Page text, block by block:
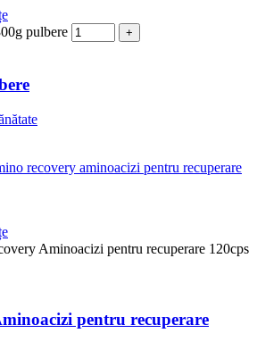
pulbere
Aminoacizi pentru recuperare 120cps
pentru recuperare